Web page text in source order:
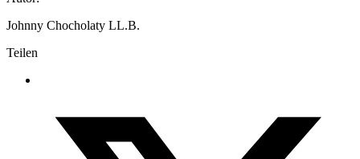
Johnny Chocholaty LL.B.
Teilen